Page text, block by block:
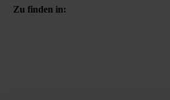
Zu finden in: